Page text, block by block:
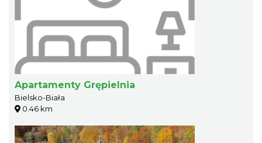
Apartamenty Grępielnia
Bielsko-Biała
0.46 km